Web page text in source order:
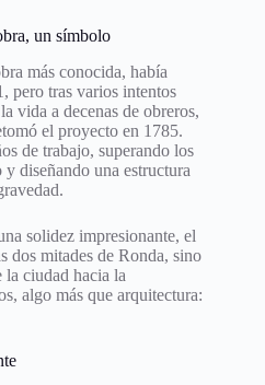
un símbolo
más conocida, había
pero tras varios intentos
vida a decenas de obreros,
el proyecto en 1785.
de trabajo, superando los
diseñando una estructura
solidez impresionante, el
dos mitades de Ronda, sino
la ciudad hacia la
algo más que arquitectura: